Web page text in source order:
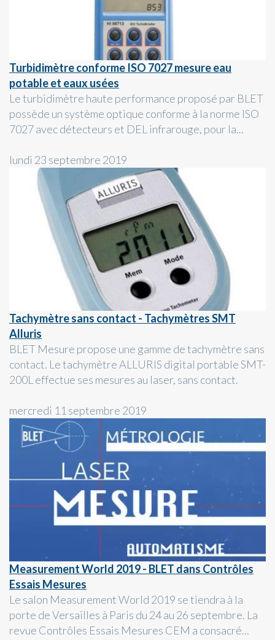
Turbidimètre conforme ISO 7027 mesure eau
potable et eaux usées
Le turbidimètre haute performance proposé par BLET
possède un système optique conforme à la norme ISO
7027 avec détecteurs et DEL infrarouge, pour la...
lundi 23 septembre 2019
Tachymètre sans contact - Tachymètres SMT
Alluris
BLET Mesure propose une gamme de tachymètre sans
contact. Le tachymètre ALLURIS digital portable SMT-
200L effectue ses mesures au laser, sans contact.
mercredi 11 septembre 2019
Measurement World 2019 - BLET dans Contrôles
Essais Mesures
Le salon Measurement World 2019 se tiendra à la
porte de Versailles à Paris du 24 au 26 septembre. La
revue Contrôles Essais Mesures CEM a consacré...